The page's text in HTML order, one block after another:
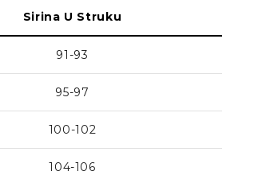
Sirina U Struku
91-93
95-97
100-102
104-106